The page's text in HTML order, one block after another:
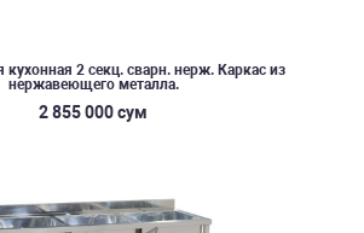
кухонная 2 секц. сварн. нерж. Каркас из
нержавеющего металла.
2 855 000 сум